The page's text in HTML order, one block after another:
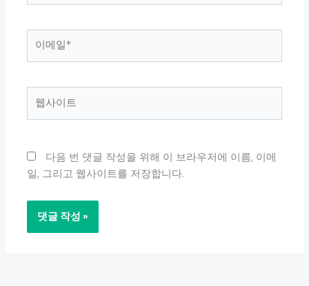
*
다음 번 댓글 작성을 위해 이 브라우저에 이름, 이메
일, 그리고 웹사이트를 저장합니다.